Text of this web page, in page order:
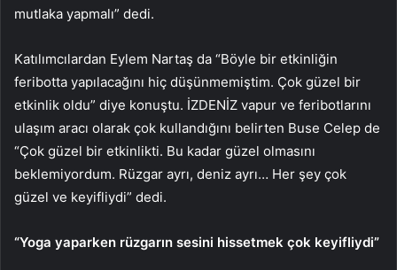
mutlaka yapmalı” dedi.
Katılımcılardan Eylem Nartaş da “Böyle bir etkinliğin
feribotta yapılacağını hiç düşünmemiştim. Çok güzel bir
etkinlik oldu” diye konuştu. İZDENİZ vapur ve feribotlarını
ulaşım aracı olarak çok kullandığını belirten Buse Celep de
“Çok güzel bir etkinlikti. Bu kadar güzel olmasını
beklemiyordum. Rüzgar ayrı, deniz ayrı… Her şey çok
güzel ve keyifliydi” dedi.
“Yoga yaparken rüzgarın sesini hissetmek çok keyifliydi”